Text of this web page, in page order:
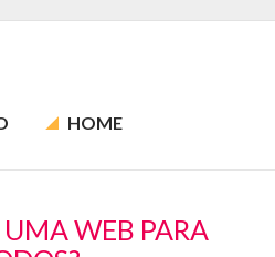
HOME
WEB PARA